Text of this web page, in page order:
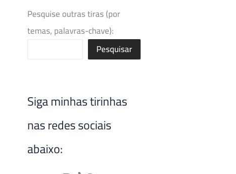
Pesquise outras tiras (por
temas, palavras-chave):
Pesquisar
Siga minhas tirinhas
nas redes sociais
abaixo: